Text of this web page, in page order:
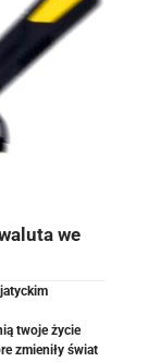
we
twoje życie
zmieniły świat